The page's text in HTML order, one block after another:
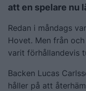
att en spelare nu
Redan i måndags
Hovet. Men från
varit förhållandevis
Backen Lucas
håller på att